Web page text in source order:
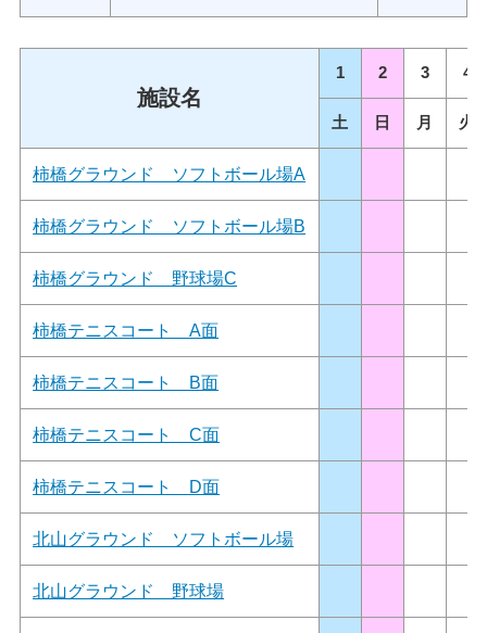
施設名
1 2 3 4
土 日 月 火
柿橋グラウンド ソフトボール場A
柿橋グラウンド ソフトボール場B
柿橋グラウンド 野球場C
柿橋テニスコート A面
柿橋テニスコート B面
柿橋テニスコート C面
柿橋テニスコート D面
北山グラウンド ソフトボール場
北山グラウンド 野球場